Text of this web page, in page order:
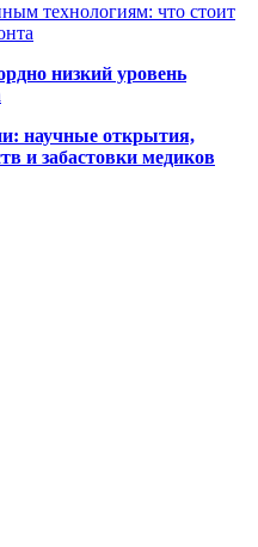
технологиям: что стоит
низкий уровень
научные открытия,
и забастовки медиков